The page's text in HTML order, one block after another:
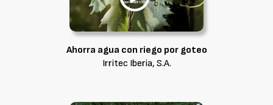
Ahorra agua con riego por goteo
Irritec Iberia, S.A.